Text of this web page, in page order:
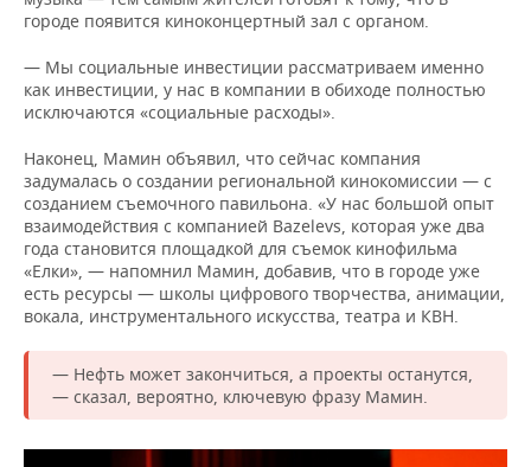
городе появится киноконцертный зал с органом.
— Мы социальные инвестиции рассматриваем именно
как инвестиции, у нас в компании в обиходе полностью
исключаются «социальные расходы».
Наконец, Мамин объявил, что сейчас компания
задумалась о создании региональной кинокомиссии — с
созданием съемочного павильона. «У нас большой опыт
взаимодействия с компанией Bazelevs, которая уже два
года становится площадкой для съемок кинофильма
«Елки», — напомнил Мамин, добавив, что в городе уже
есть ресурсы — школы цифрового творчества, анимации,
вокала, инструментального искусства, театра и КВН.
— Нефть может закончиться, а проекты останутся,
— сказал, вероятно, ключевую фразу Мамин.